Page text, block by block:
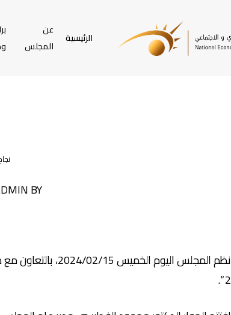
الرئيسية
عن
المجلس
نجاح
BY
نظم المجلس
2 “.